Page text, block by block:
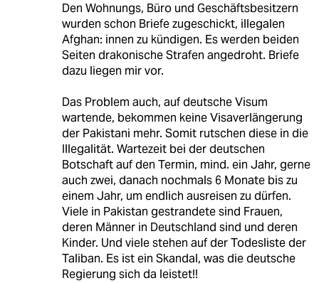
Den Wohnungs, Büro und Geschäftsbesitzern
wurden schon Briefe zugeschickt, illegalen
Afghan: innen zu kündigen. Es werden beiden
Seiten drakonische Strafen angedroht. Briefe
dazu liegen mir vor.
Das Problem auch, auf deutsche Visum
wartende, bekommen keine Visaverlängerung
der Pakistani mehr. Somit rutschen diese in die
Illegalität. Wartezeit bei der deutschen
Botschaft auf den Termin, mind. ein Jahr, gerne
auch zwei, danach nochmals 6 Monate bis zu
einem Jahr, um endlich ausreisen zu dürfen.
Viele in Pakistan gestrandete sind Frauen,
deren Männer in Deutschland sind und deren
Kinder. Und viele stehen auf der Todesliste der
Taliban. Es ist ein Skandal, was die deutsche
Regierung sich da leistet!!